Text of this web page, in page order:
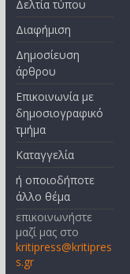
Δελτία τύπου
Διαφήμιση
Δημοσίευση
άρθρου
Επικοινωνία με
δημοσιογραφικό
τμήμα
Καταγγελία
ή οποιοδήποτε
άλλο θέμα
επικοινωνήστε
μαζί μας στο
kritipress@kritipres
s.gr